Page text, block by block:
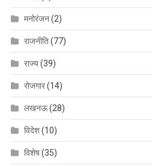
मनोरंजन(2)
राजनीति(77)
राज्य(39)
रोजगार(14)
लखनऊ(28)
विदेश(10)
विशेष(35)